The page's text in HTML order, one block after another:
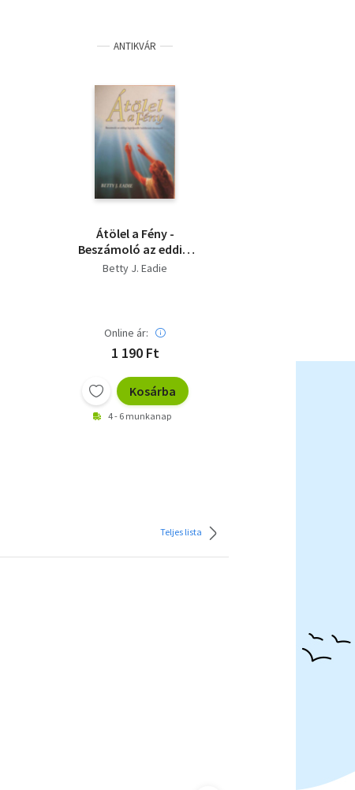
ANTIKVÁR
Átölel a Fény -
Beszámoló az eddigi
legteljesebb
Betty J. Eadie
Online ár:
1 190 Ft
Kosárba
4 - 6 munkanap
Teljes lista